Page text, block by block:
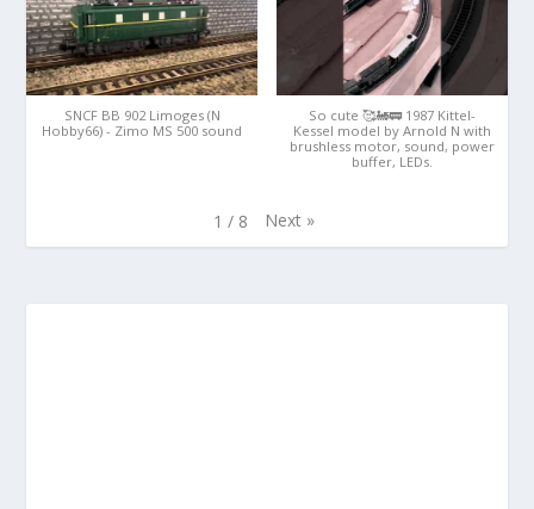
SNCF BB 902 Limoges (N
Hobby66) - Zimo MS 500 sound
So cute 🥰🚂🚃 1987 Kittel-
Kessel model by Arnold N with
brushless motor, sound, power
buffer, LEDs.
1 / 8 Next »